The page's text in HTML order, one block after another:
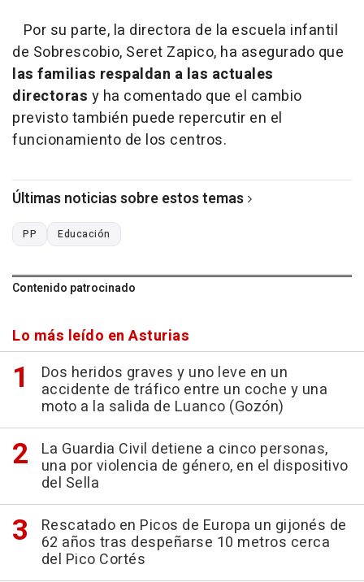
Por su parte, la directora de la escuela infantil
de Sobrescobio, Seret Zapico, ha asegurado que
las familias respaldan a las actuales
directoras y ha comentado que el cambio
previsto también puede repercutir en el
funcionamiento de los centros.
Últimas noticias sobre estos temas
PP Educación
Contenido patrocinado
Lo más leído en Asturias
Dos heridos graves y uno leve en un
accidente de tráfico entre un coche y una
moto a la salida de Luanco (Gozón)
La Guardia Civil detiene a cinco personas,
una por violencia de género, en el dispositivo
del Sella
Rescatado en Picos de Europa un gijonés de
62 años tras despeñarse 10 metros cerca
del Pico Cortés